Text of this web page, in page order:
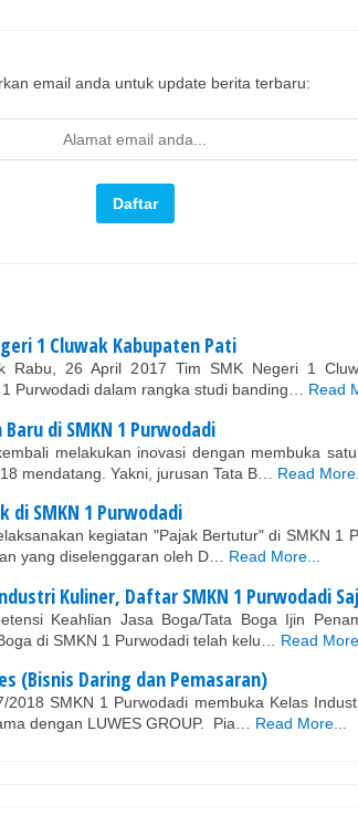
email anda untuk update berita terbaru:
1 Cluwak Kabupaten Pati
Rabu, 26 April 2017 Tim SMK Negeri 1
Purwodadi dalam rangka studi banding… Read
di SMKN 1 Purwodadi
melakukan inovasi dengan membuka
mendatang. Yakni, jurusan Tata B…
Read
di SMKN 1 Purwodadi
kegiatan "Pajak Bertutur" di SMKN 1
yang diselenggaran oleh D… Read More...
Kuliner, Daftar SMKN 1 Purwodadi
Keahlian Jasa Boga/Tata Boga Ijin
di SMKN 1 Purwodadi telah kelu…
Read
(Bisnis Daring dan Pemasaran)
2018 SMKN 1 Purwodadi membuka Kelas
dengan LUWES GROUP. Pia… Read More...